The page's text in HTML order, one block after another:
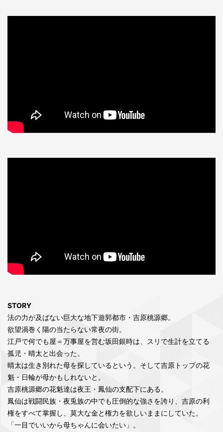
STORY
法の力が及ばない巨大な地下遊郭都市・吉原桃源郷。
欲望渦巻く陽の当たらない常夜の街。
江戸で何でも屋＝万事屋を営む坂田銀時は、スリで生計を立てる
孤児・晴太と出会った。
晴太は生き別れた母を探しているという。そして吉原トップの花
魁・日輪が母かもしれないと。
吉原桃源郷の花魁達は夜王・鳳仙の支配下にある。
鳳仙は戦闘民族・夜兎族の中でも圧倒的な強さを誇り、吉原の利
権をすべて掌握し、莫大な金と権力を欲しいままにしていた。
「一目でいいから母ちゃんに会いたい」。